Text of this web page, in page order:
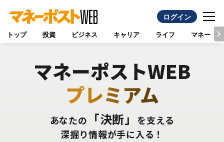
ログイン
トップ 投資 ビジネス キャリア ライフ マネー
マネーポストWEB
プレミアム
あなたの 「決断」
を支える
深掘り情報が手に入る！